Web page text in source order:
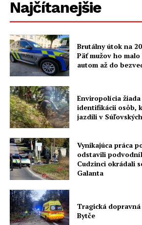
Najčítanejšie
Brutálny útok na
Päť mužov ho
autom až do
Enviropolícia
identifikácii osôb,
jazdili v
Vynikajúca práca
odstavili
Cudzinci okrádali
Galanta
Tragická
Bytče